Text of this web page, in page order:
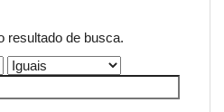
resultado de busca.